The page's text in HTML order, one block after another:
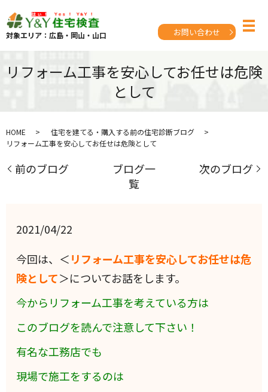
対象エリア：広島・岡山・山口 お問い合わせ
リフォーム工事を安心してお任せは危険
として
HOME
住宅を建てる・購入する前の住宅診断ブログ
リフォーム工事を安心してお任せは危険として
前のブログ
ブログ一
覧
次のブログ
2021/04/22
今回は、＜リフォーム工事を安心してお任せは危
険として＞についてお話をします。
今からリフォーム工事を考えている方は
このブログを読んで注意して下さい！
有名な工務店でも
現場で施工をするのは